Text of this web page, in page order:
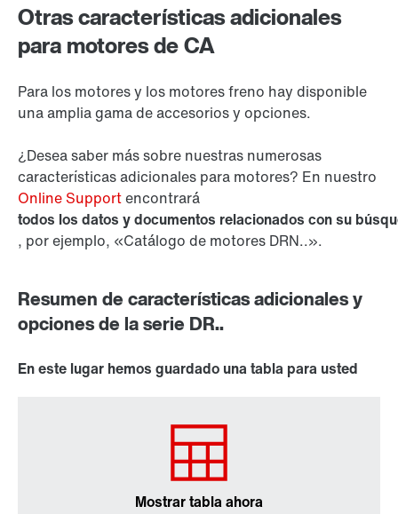
Otras características adicionales
para motores de CA
Para los motores y los motores freno hay disponible
una amplia gama de accesorios y opciones.
¿Desea saber más sobre nuestras numerosas
características adicionales para motores? En nuestro
Online Supportencontrará
todos los datos y documentos relacionados con su
, por ejemplo, «Catálogo de motores DRN..».
Resumen de características adicionales y
opciones de la serie DR..
En este lugar hemos guardado una tabla para usted
Mostrar tabla ahora